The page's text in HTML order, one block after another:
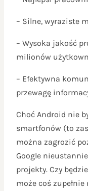
– Silne, wyraziste
– Wysoka jakość
milionów
– Efektywna
przewagę
Choć Android nie
smartfonów (to
można zagrozić
Google
projekty. Czy
może coś zupełnie